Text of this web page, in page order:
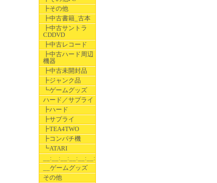
┣その他
┣中古書籍_古本
┣中古サントラ
CDDVD
┣中古レコード
┣中古ハード周辺
機器
┣中古未開封品
┣ジャンク品
┗ゲームグッズ
ハード／サプライ
┣ハード
┣サプライ
┣TEA4TWO
┣コンパチ機
┗ATARI
__:__:__:__:__:__:__
__ゲームグッズ
その他